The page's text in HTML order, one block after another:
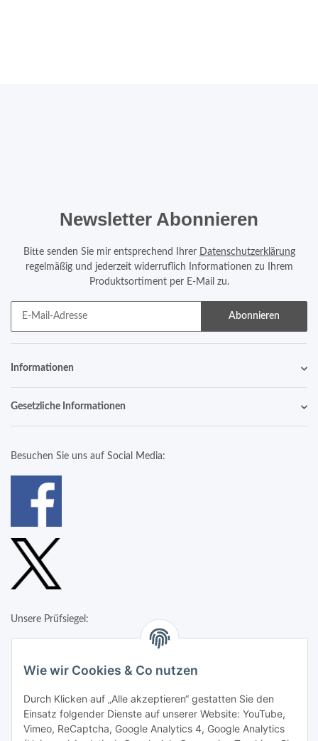
Newsletter Abonnieren
Bitte senden Sie mir entsprechend Ihrer Datenschutzerklärung
regelmäßig und jederzeit widerruflich Informationen zu Ihrem
Produktsortiment per E-Mail zu.
Abonnieren
Informationen
Gesetzliche Informationen
Besuchen Sie uns auf Social Media:
Unsere Prüfsiegel:
Wie wir Cookies & Co nutzen
Durch Klicken auf „Alle akzeptieren“ gestatten Sie den
Einsatz folgender Dienste auf unserer Website: YouTube,
Vimeo, ReCaptcha, Google Analytics 4, Google Analytics